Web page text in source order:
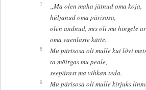
7
„Ma olen maha jätnud oma koja,
hüljanud oma pärisosa,
olen andnud, mis oli mu hingele
oma vaenlaste kätte.
8
Mu pärisosa oli mulle kui lõvi
ta möirgas mu peale,
seepärast ma vihkan teda.
9
Mu pärisosa oli mulle kirjuks